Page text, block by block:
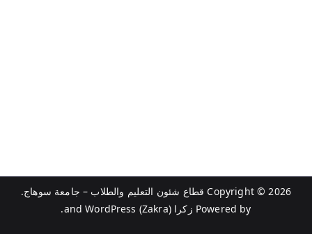
Copyright © 2026 قطاع شئون التعليم والطلاب – جامعة سوهاج.
Powered by زكرا (Zakra) WordPress
.